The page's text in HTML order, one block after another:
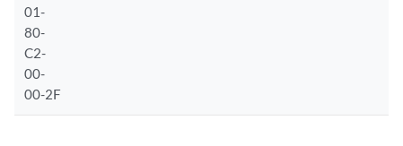
01-
80-
C2-
00-
00-2F